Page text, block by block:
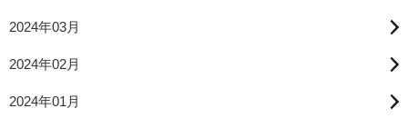
2024年03月
2024年02月
2024年01月